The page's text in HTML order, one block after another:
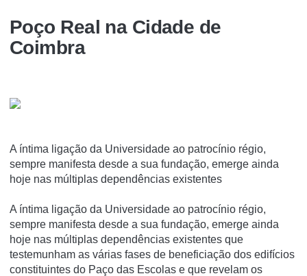
Poço Real na Cidade de
Coimbra
A íntima ligação da Universidade ao patrocínio régio,
sempre manifesta desde a sua fundação, emerge ainda
hoje nas múltiplas dependências existentes
A íntima ligação da Universidade ao patrocínio régio,
sempre manifesta desde a sua fundação, emerge ainda
hoje nas múltiplas dependências existentes que
testemunham as várias fases de beneficiação dos edifícios
constituintes do Paço das Escolas e que revelam os